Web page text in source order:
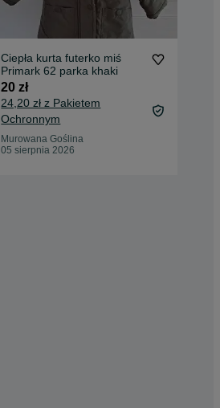
Ciepła kurta futerko miś
Primark 62 parka khaki
20 zł
24,20 zł z Pakietem
Ochronnym
Murowana Goślina
05 sierpnia 2026